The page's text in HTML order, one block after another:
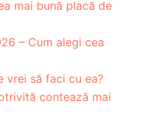
mai bună placă de
– Cum alegi cea
vrei să faci cu ea?
contează mai